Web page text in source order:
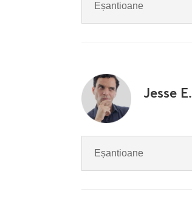
Eșantioane
Jesse E.
Eșantioane